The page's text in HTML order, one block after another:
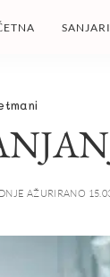
AŽURIRANO